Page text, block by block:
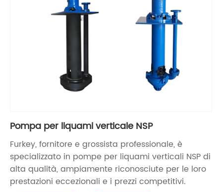
Pompa per liquami verticale NSP
Furkey, fornitore e grossista professionale, è
specializzato in pompe per liquami verticali NSP di
alta qualità, ampiamente riconosciute per le loro
prestazioni eccezionali e i prezzi competitivi.